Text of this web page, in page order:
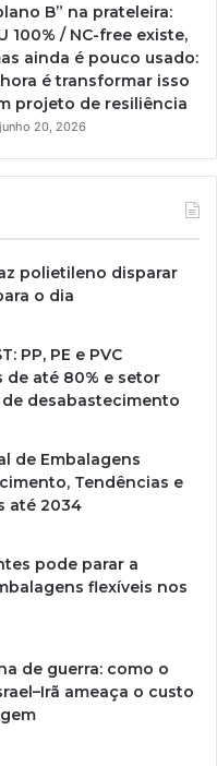
B” na prateleira:
100% / NC-free existe,
ainda é pouco usado:
é transformar isso
projeto de resiliência
junho 20, 2026
polietileno disparar
o dia
PP, PE e PVC
de até 80% e setor
desabastecimento
de Embalagens
Tendências e
até 2034
pode parar a
flexíveis nos
de guerra: como o
ameaça o custo